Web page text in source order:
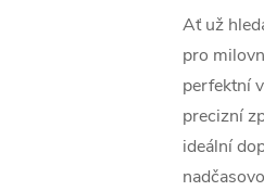
Ať už
pro
perfektní
precizní
ideální